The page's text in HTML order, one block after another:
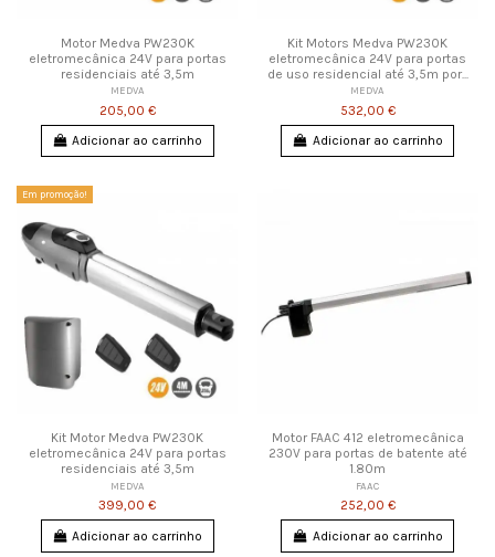
Motor Medva PW230K
eletromecânica 24V para portas
residenciais até 3,5m
MEDVA
205,00 €
Adicionar ao carrinho
Kit Motors Medva PW230K
eletromecânica 24V para portas
de uso residencial até 3,5m por...
MEDVA
532,00 €
Adicionar ao carrinho
Em promoção!
Kit Motor Medva PW230K
eletromecânica 24V para portas
residenciais até 3,5m
MEDVA
399,00 €
Adicionar ao carrinho
Motor FAAC 412 eletromecânica
230V para portas de batente até
1.80m
FAAC
252,00 €
Adicionar ao carrinho